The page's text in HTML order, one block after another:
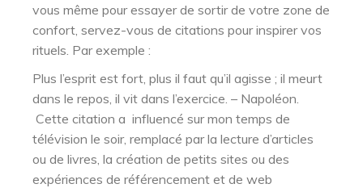
vous même pour essayer de sortir de votre zone de
confort, servez-vous de citations pour inspirer vos
rituels. Par exemple :
Plus l’esprit est fort, plus il faut qu’il agisse ; il meurt
dans le repos, il vit dans l’exercice. – Napoléon.
Cette citation a influencé sur mon temps de
télévision le soir, remplacé par la lecture d’articles
ou de livres, la création de petits sites ou des
expériences de référencement et de web